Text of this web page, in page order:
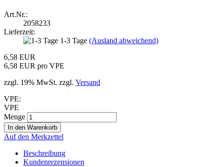
Art.Nr.:
2058233
Lieferzeit:
1-3 Tage (Ausland abweichend)
6,58 EUR
6,58 EUR pro VPE
zzgl. 19% MwSt. zzgl. Versand
VPE:
VPE
Menge
Auf den Merkzettel
Beschreibung
Kundenrezensionen